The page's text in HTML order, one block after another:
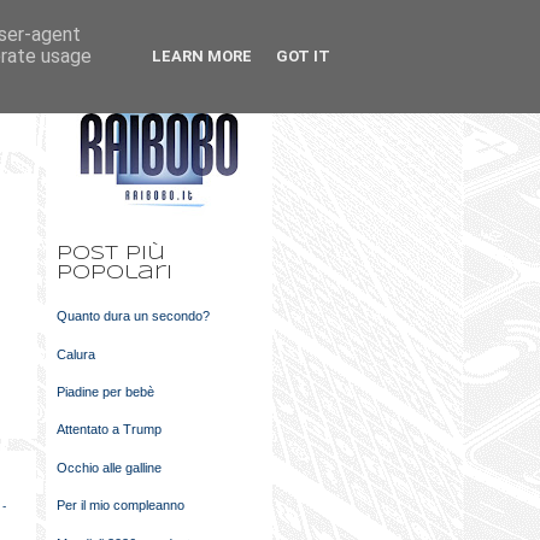
-
Post più
popolari
Quanto dura un secondo?
Calura
Piadine per bebè
Attentato a Trump
Occhio alle galline
Per il mio compleanno
agent
usage
LEARN MORE GOT IT